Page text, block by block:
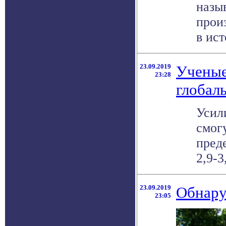
в
23.09.2019
23:28
2,9-
23.09.2019
23:05